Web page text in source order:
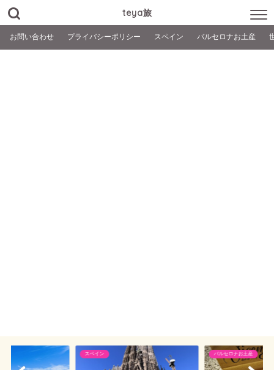
teya旅
お問い合わせ プライバシーポリシー スペイン バルセロナお土産
スペイン バルセロナお土産